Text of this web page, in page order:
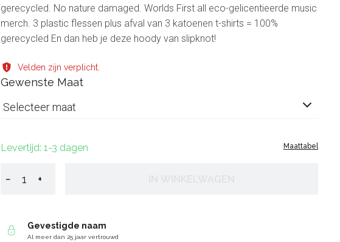
gerecycled. No nature damaged. Worlds First all eco-gelicentieerde music
merch. 3 plastic flessen plus afval van 3 katoenen t-shirts = 100%
gerecycled En dan heb je deze hoody van slipknot!
Velden zijn verplicht.
Gewenste Maat
Selecteer maat
Maattabel
Levertijd: 1-3 dagen
− +
Gevestigde naam
Al meer dan 25 jaar vertrouwd